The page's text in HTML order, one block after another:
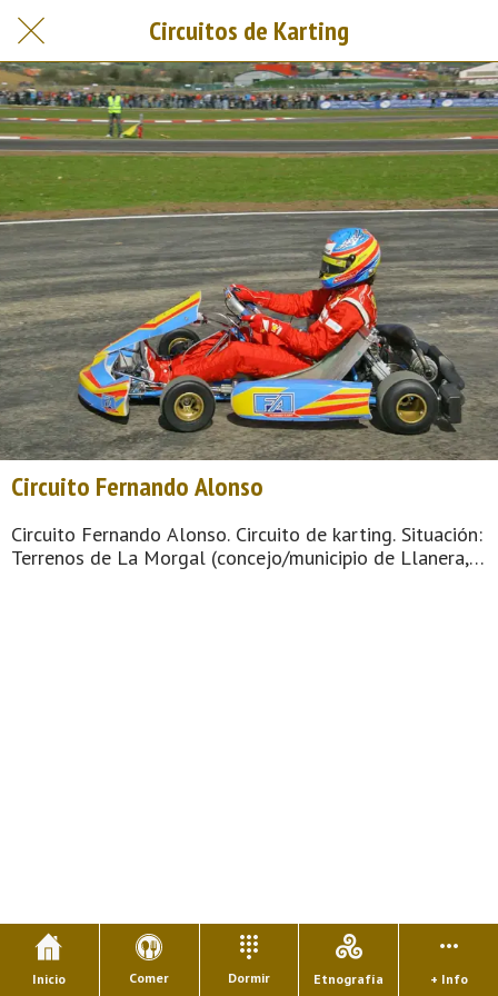
Circuitos de Karting
Circuito Fernando Alonso
Circuito Fernando Alonso. Circuito de karting. Situación:
Terrenos de La Morgal (concejo/municipio de Llanera,
Inicio Comer Dormir Etnografía + Info